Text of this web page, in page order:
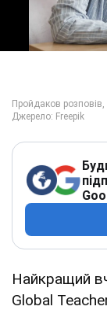
Найкращий
Global